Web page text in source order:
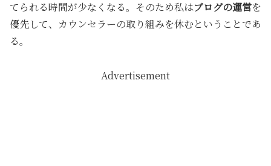
てられる時間が少なくなる。そのため私はブログの運営を
優先して、カウンセラーの取り組みを休むということであ
る。
Advertisement